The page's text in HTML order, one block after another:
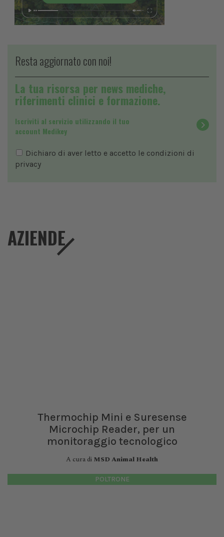
Resta aggiornato con noi!
La tua risorsa per news mediche,
riferimenti clinici e formazione.
Iscriviti al servizio utilizzando il tuo
account Medikey
Dichiaro di aver letto e accetto le condizioni di
privacy
AZIENDE
Thermochip Mini e Suresense
Microchip Reader, per un
monitoraggio tecnologico
A cura di MSD Animal Health
POLTRONE